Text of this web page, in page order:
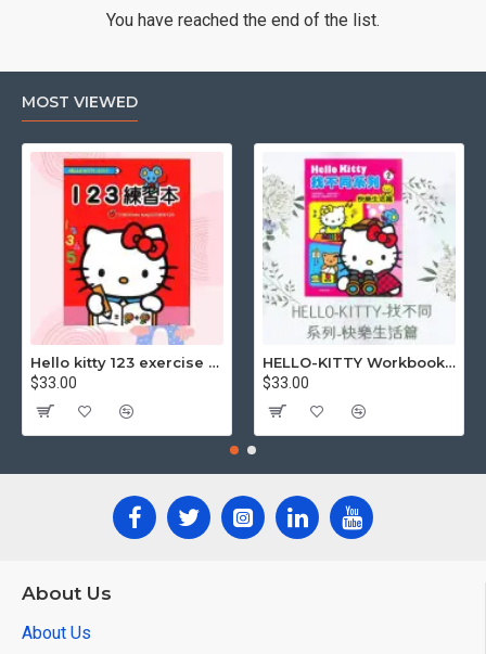
You have reached the end of the list.
MOST VIEWED
Hello kitty 123 exercise book
$33.00
HELLO-KITTY Workbook (Find the Difference Series-Happy Life)
$33.00
About Us
About Us